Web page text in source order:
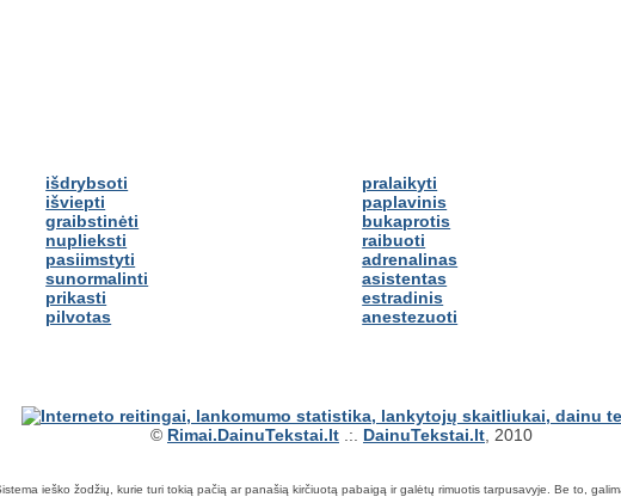
išdrybsoti
išviepti
graibstinėti
nuplieksti
pasiimstyti
sunormalinti
prikasti
pilvotas
pralaikyti
paplavinis
bukaprotis
raibuoti
adrenalinas
asistentas
estradinis
anestezuoti
© Rimai.DainuTekstai.lt .:. DainuTekstai.lt , 2010
ieško žodžių, kurie turi tokią pačią ar panašią kirčiuotą pabaigą ir galėtų rimuotis tarpusavyje. Be to,